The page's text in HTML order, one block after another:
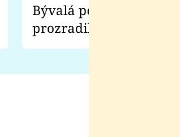
Bývalá pornoherečka
prozradila, co ji
natáčení Euforie.